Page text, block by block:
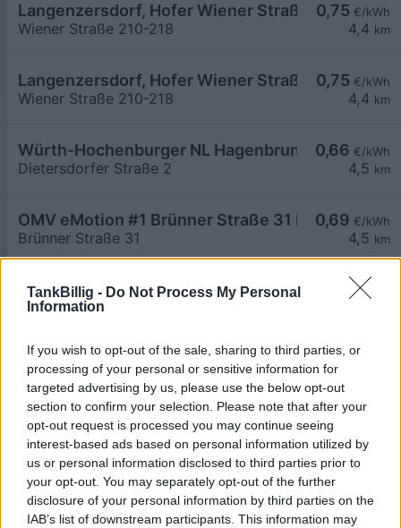
TankBillig - Do Not Process My Personal
Information
If you wish to opt-out of the sale, sharing to third parties, or
processing of your personal or sensitive information for
targeted advertising by us, please use the below opt-out
section to confirm your selection. Please note that after your
opt-out request is processed you may continue seeing
interest-based ads based on personal information utilized by
us or personal information disclosed to third parties prior to
your opt-out. You may separately opt-out of the further
disclosure of your personal information by third parties on the
IAB’s list of downstream participants. This information may
0,75 €/kWh
4,4 km
Langenzersdorf, Hofer Wiener Straße
Wiener Straße 210-218
0,75 €/kWh
4,4 km
Langenzersdorf, Hofer Wiener Straße
Wiener Straße 210-218
0,66 €/kWh
4,5 km
Würth-Hochenburger NL Hagenbrunn 2
Dietersdorfer Straße 2
0,69 €/kWh
4,5 km
OMV eMotion #1 Brünner Straße 31 Hagenbrunn
Brünner Straße 31
€/kWh
Würth-Hochenburger NL Hagenbrunn 3
Am Heuweg 6-8
0,48
CHARGEWELL Golfclub GolfMaxx
Am Hechtenfang
0,45
4,6
Schulungscenter Ladestation 01 - 06
Industriestraße 24
0,47€/kWh
4,6
Lagerhaus Bau und Gartenmarkt Korneuburg
Raiffeisenstraße 5